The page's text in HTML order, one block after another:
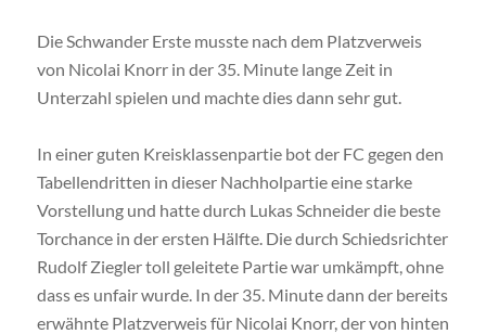
Die Schwander Erste musste nach dem Platzverweis
von Nicolai Knorr in der 35. Minute lange Zeit in
Unterzahl spielen und machte dies dann sehr gut.
In einer guten Kreisklassenpartie bot der FC gegen den
Tabellendritten in dieser Nachholpartie eine starke
Vorstellung und hatte durch Lukas Schneider die beste
Torchance in der ersten Hälfte. Die durch Schiedsrichter
Rudolf Ziegler toll geleitete Partie war umkämpft, ohne
dass es unfair wurde. In der 35. Minute dann der bereits
erwähnte Platzverweis für Nicolai Knorr, der von hinten